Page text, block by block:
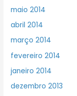
maio 2014
abril 2014
março 2014
fevereiro 2014
janeiro 2014
dezembro 2013